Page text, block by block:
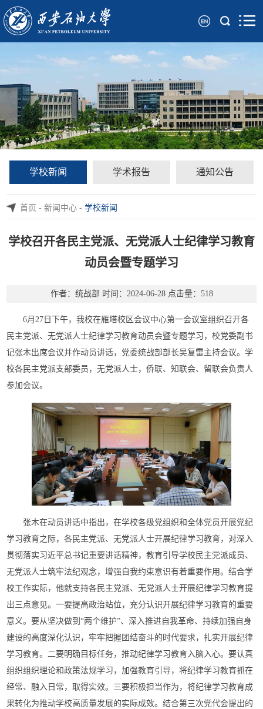
学校新闻 学术报告 通知公告
首页-新闻中心-学校新闻
学校召开各民主党派、无党派人士纪律学习教育
动员会暨专题学习
作者：统战部 时间：2024-06-28 点击量： 518
6月27日下午，我校在雁塔校区会议中心第一会议室组织召开各
民主党派、无党派人士纪律学习教育动员会暨专题学习，校党委副书
记张木出席会议并作动员讲话，党委统战部部长吴复雷主持会议。学
校各民主党派支部委员，无党派人士，侨联、知联会、留联会负责人
参加会议。
张木在动员讲话中指出，在学校各级党组织和全体党员开展党纪
学习教育之际，各民主党派、无党派人士开展纪律学习教育，对深入
贯彻落实习近平总书记重要讲话精神，教育引导学校民主党派成员、
无党派人士筑牢法纪观念，增强自我约束意识有着重要作用。结合学
校工作实际，他就支持各民主党派、无党派人士开展纪律学习教育提
出三点意见。一要提高政治站位，充分认识开展纪律学习教育的重要
意义。要从坚决做到“两个维护”、深入推进自我革命、持续加强自身
建设的高度深化认识，牢牢把握团结奋斗的时代要求，扎实开展纪律
学习教育。二要明确目标任务，推动纪律学习教育入脑入心。要认真
组织组织理论和政策法规学习，加强教育引导，将纪律学习教育抓在
经常、融入日常，取得实效。三要积极担当作为，将纪律学习教育成
果转化为推动学校高质量发展的实际成效。结合第三次党代会提出的